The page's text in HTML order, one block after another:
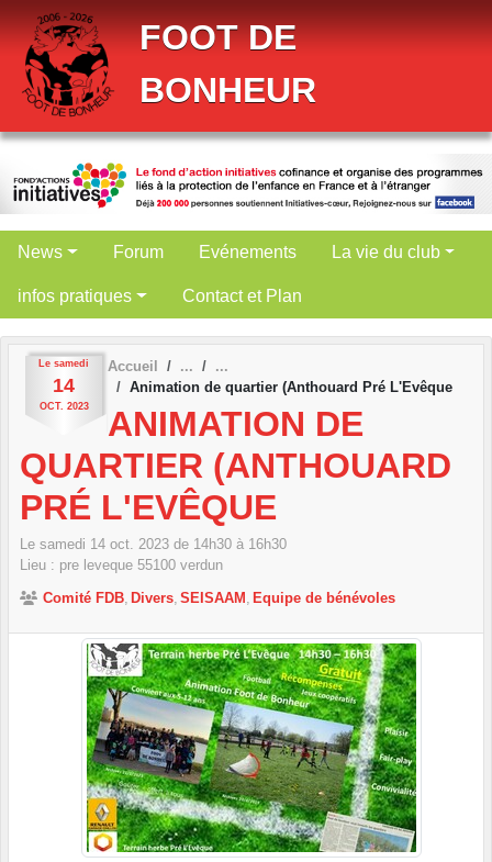
FOOT DE
BONHEUR
News Forum Evénements La vie du club
infos pratiques Contact et Plan
Le samedi
14
OCT. 2023
Accueil
Animation de quartier (Anthouard Pré L'Evêque
ANIMATION DE
QUARTIER (ANTHOUARD
PRÉ L'EVÊQUE
Le samedi 14 oct. 2023 de 14h30 à 16h30
Lieu : pre leveque 55100 verdun
Comité FDB Divers SEISAAM Equipe de bénévoles
Panneau de gestion des cookies